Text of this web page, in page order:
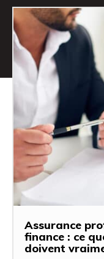
Assurance
finance : ce
doivent